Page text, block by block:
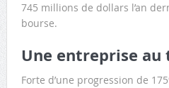
745 millions de dollars l’an
bourse.
Une entreprise au
Forte d’une progression de